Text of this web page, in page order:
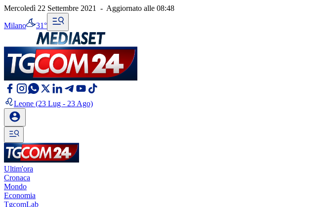
Mercoledì 22 Settembre 2021 - Aggiornato alle 08:48
Milano 31°
Leone (23 Lug - 23 Ago)
Ultim'ora
Cronaca
Mondo
Economia
TgcomLab